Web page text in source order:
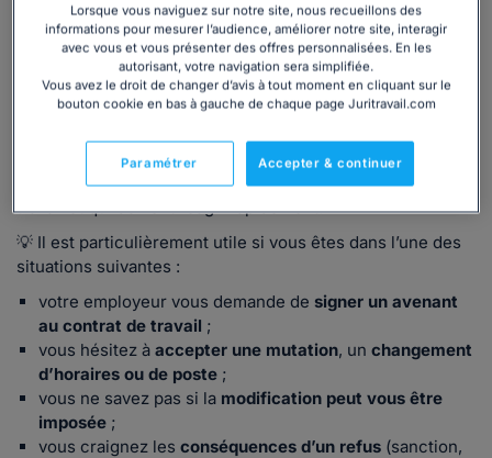
Dans quels cas utiliser ce dossier ?
Notre dossier s’adresse aux salariés qui font face à une
décision de leur employeur impactant leurs conditions de
travail et qui doivent réagir rapidement.
💡 Il est particulièrement utile si vous êtes dans l’une des
situations suivantes :
votre employeur vous demande de signer un avenant
au contrat de travail ;
vous hésitez à accepter une mutation, un changement
d’horaires ou de poste ;
vous ne savez pas si la modification peut vous être
imposée ;
vous craignez les conséquences d’un refus (sanction,
Lorsque vous naviguez sur notre site, nous recueillons des
informations pour mesurer l’audience, améliorer notre site, interagir
avec vous et vous présenter des offres personnalisées. En les
autorisant, votre navigation sera simplifiée.
Vous avez le droit de changer d’avis à tout moment en cliquant sur le
bouton cookie en bas à gauche de chaque page Juritravail.com
Accepter & continuer
Paramétrer